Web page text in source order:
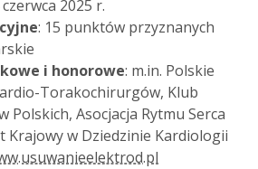
2025 r.
: 15 punktów przyznanych
i honorowe: m.in. Polskie
Torakochirurgów, Klub
Polskich, Asocjacja Rytmu Serca
Krajowy w Dziedzinie Kardiologii